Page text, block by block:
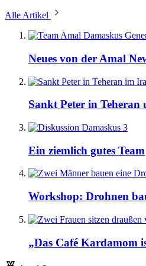
Alle Artikel
Neues von der Amal
Sankt Peter in Teheran
3
Ein ziemlich gutes Team
Workshop: Drohnen
„Das Café Kardamom